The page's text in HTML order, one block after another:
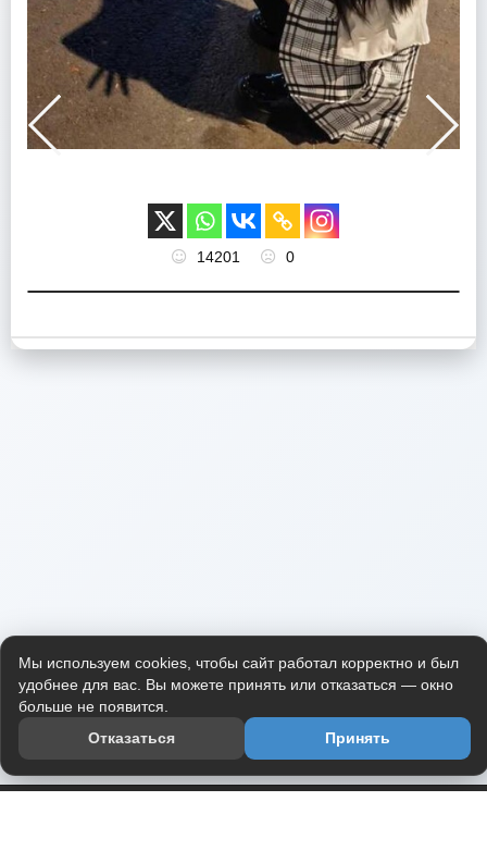
14201 0
Мы используем cookies, чтобы сайт работал корректно и был
удобнее для вас. Вы можете принять или отказаться — окно
больше не появится.
Отказаться
Принять